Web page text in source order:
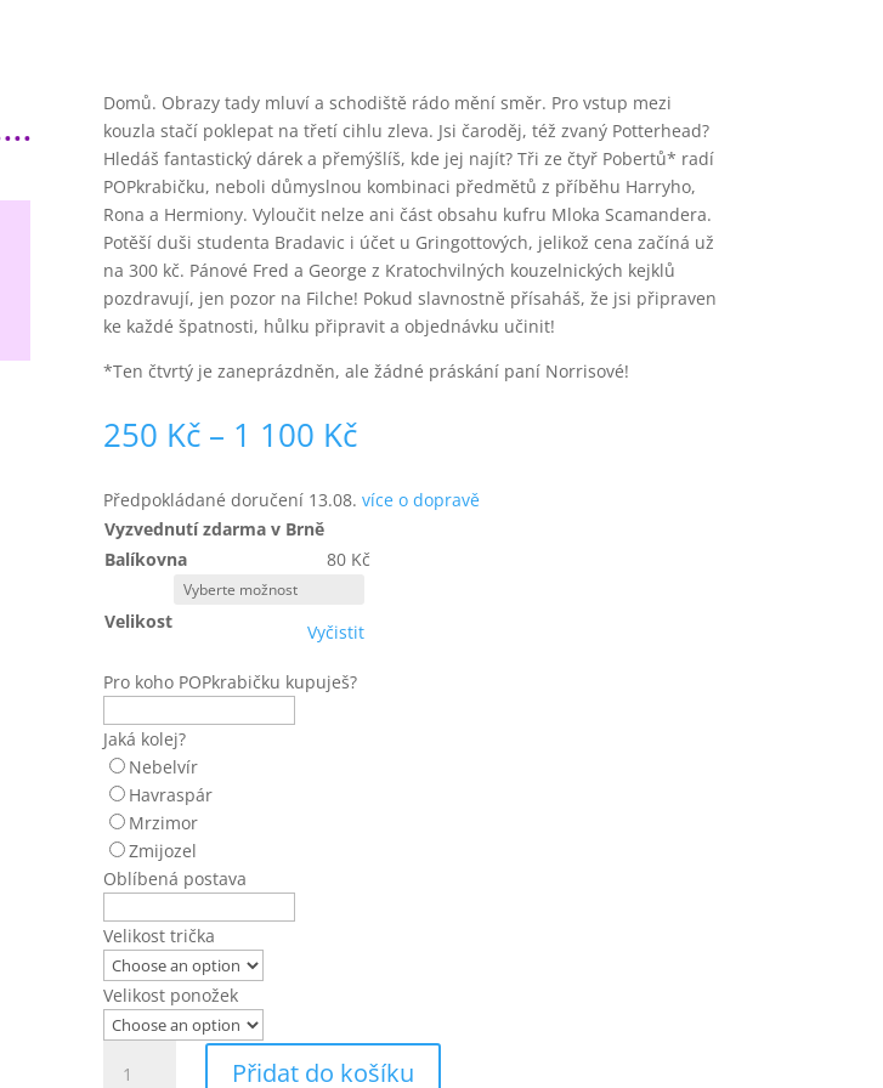
Domů. Obrazy tady mluví a schodiště rádo mění směr. Pro vstup mezi
kouzla stačí poklepat na třetí cihlu zleva. Jsi čaroděj, též zvaný Potterhead?
Hledáš fantastický dárek a přemýšlíš, kde jej najít? Tři ze čtyř Pobertů* radí
POPkrabičku, neboli důmyslnou kombinaci předmětů z příběhu Harryho,
Rona a Hermiony. Vyloučit nelze ani část obsahu kufru Mloka Scamandera.
Potěší duši studenta Bradavic i účet u Gringottových, jelikož cena začíná už
na 300 kč. Pánové Fred a George z Kratochvilných kouzelnických kejklů
pozdravují, jen pozor na Filche! Pokud slavnostně přísaháš, že jsi připraven
ke každé špatnosti, hůlku připravit a objednávku učinit!
*Ten čtvrtý je zaneprázdněn, ale žádné práskání paní Norrisové!
250 Kč – 1 100 KčRozpětí
cen:
250 Kč
až
1
100 Kč
Předpokládané doručení 13.08. více o dopravě
Vyzvednutí zdarma v Brně
Balíkovna
80 Kč
Velikost Vyčistit
Pro koho POPkrabičku kupuješ?
Jaká kolej?
Nebelvír
Havraspár
Mrzimor
Zmijozel
Oblíbená postava
Velikost trička
Velikost ponožek
Potter
Přidat do košíku